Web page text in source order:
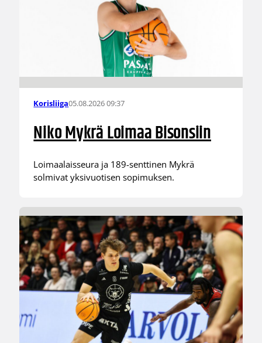
Korisliiga05.08.2026 09:37
Niko Mykrä Loimaa Bisonsiin
Loimaalaisseura ja 189-senttinen Mykrä
solmivat yksivuotisen sopimuksen.